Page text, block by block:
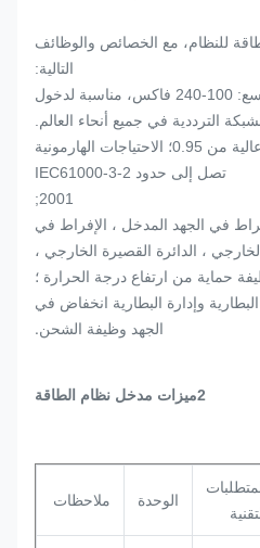
للنظام، مع الخصائص والوظائف
التالية:
1نطاق دخول الجهد الواسع: 100-240 فاكس، مناسبة لدخول
الترددية في جميع أنحاء العالم.
2، النظام لديه عامل طاقة عالية من 0.95؛ الاحتياجات الهارمونية
تصل إلى حدود IEC61000-3-2
2001;
في الجهد المدخل ، الإفراط في
، الدائرة القصيرة الخارجي ،
حماية من ارتفاع درجة الحرارة ؛
وإدارة البطارية انخفاض في
الجهد وظيفة الشحن.
2ميزات مدخل نظام الطاقة
الوحدة ملاحظات